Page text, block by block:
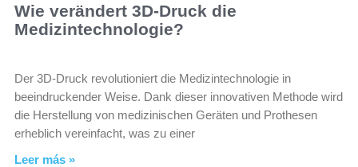
Wie verändert 3D-Druck die
Medizintechnologie?
Der 3D-Druck revolutioniert die Medizintechnologie in
beeindruckender Weise. Dank dieser innovativen Methode wird
die Herstellung von medizinischen Geräten und Prothesen
erheblich vereinfacht, was zu einer
Leer más »